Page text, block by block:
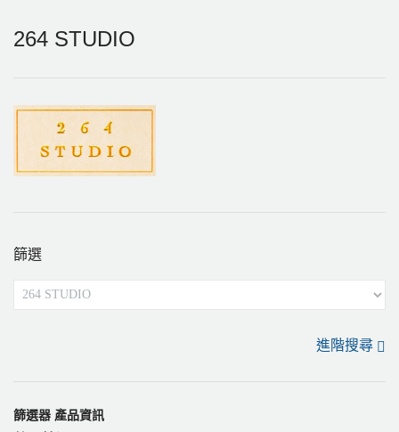
264 STUDIO
篩選
進階搜尋
篩選器 產品資訊